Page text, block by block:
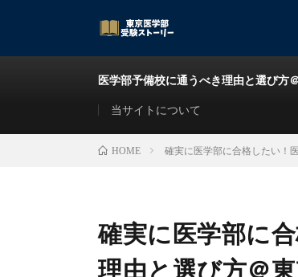
医学部予備校に通うべき理由と選び方
当サイトについて
HOME 確実に医学部に合格したい！
確実に医学部に
理由と選び方＠